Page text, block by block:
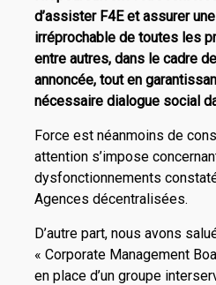
d’assister F4E et assurer
irréprochable de toutes les
entre autres, dans le cadre
annoncée, tout en
nécessaire dialogue social
Force est néanmoins de
attention s’impose
dysfonctionnements
Agences décentralisées.
D’autre part, nous avons
« Corporate Management
en place d’un groupe